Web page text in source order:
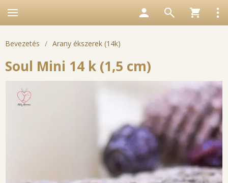
Bevezetés / Arany ékszerek (14k)
Soul Mini 14 k (1,5 cm)